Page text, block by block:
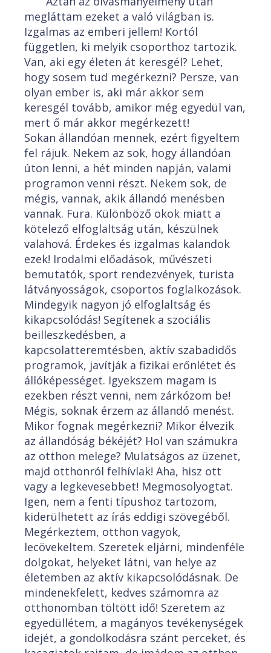
megláttam ezeket a való világban is.
Izgalmas az emberi jellem! Kortól
független, ki melyik csoporthoz tartozik.
Van, aki egy életen át keresgél? Lehet,
hogy sosem tud megérkezni? Persze, van
olyan ember is, aki már akkor sem
keresgél tovább, amikor még egyedül van,
mert ő már akkor megérkezett!
Sokan állandóan mennek, ezért figyeltem
fel rájuk. Nekem az sok, hogy állandóan
úton lenni, a hét minden napján, valami
programon venni részt. Nekem sok, de
mégis, vannak, akik állandó menésben
vannak. Fura. Különböző okok miatt a
kötelező elfoglaltság után, készülnek
valahová. Érdekes és izgalmas kalandok
ezek! Irodalmi előadások, művészeti
bemutatók, sport rendezvények, turista
látványosságok, csoportos foglalkozások.
Mindegyik nagyon jó elfoglaltság és
kikapcsolódás! Segítenek a szociális
beilleszkedésben, a
kapcsolatteremtésben, aktív szabadidős
programok, javítják a fizikai erőnlétet és
állóképességet. Igyekszem magam is
ezekben részt venni, nem zárkózom be!
Mégis, soknak érzem az állandó menést.
Mikor fognak megérkezni? Mikor élvezik
az állandóság békéjét? Hol van számukra
az otthon melege? Mulatságos az üzenet,
majd otthonról felhívlak! Aha, hisz ott
vagy a legkevesebbet! Megmosolyogtat.
Igen, nem a fenti típushoz tartozom,
kiderülhetett az írás eddigi szövegéből.
Megérkeztem, otthon vagyok,
lecövekeltem. Szeretek eljárni, mindenféle
dolgokat, helyeket látni, van helye az
életemben az aktív kikapcsolódásnak. De
mindenekfelett, kedves számomra az
otthonomban töltött idő! Szeretem az
egyedüllétem, a magányos tevékenységek
idejét, a gondolkodásra szánt perceket, és